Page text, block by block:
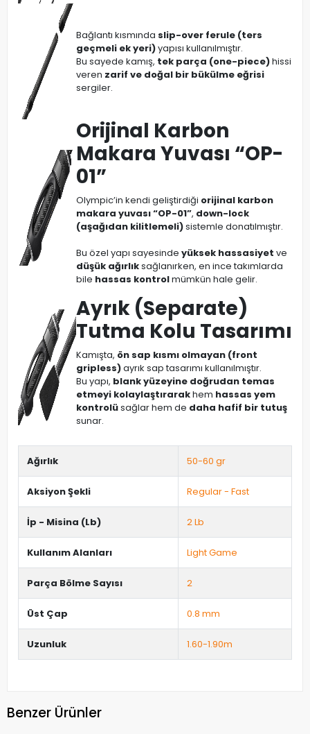
Bağlantı kısmında slip-over ferule (ters
geçmeli ek yeri)yapısı kullanılmıştır.
Bu sayede kamış, tek parça (one-piece)hissi
veren zarif ve doğal bir bükülme eğrisi
sergiler.
Orijinal Karbon
Makara Yuvası “OP-
01”
Olympic’in kendi geliştirdiği orijinal karbon
makara yuvası “OP-01”, down-lock
(aşağıdan kilitlemeli)sistemle donatılmıştır.
Bu özel yapı sayesinde yüksek hassasiyet ve
düşük ağırlıksağlanırken, en ince takımlarda
bile hassas kontrolmümkün hale gelir.
Ayrık (Separate)
Tutma Kolu Tasarımı
Kamışta, ön sap kısmı olmayan (front
gripless)ayrık sap tasarımı kullanılmıştır.
Bu yapı, blank yüzeyine doğrudan temas
etmeyi kolaylaştırarakhem hassas yem
kontrolüsağlar hem de daha hafif bir tutuş
sunar.
Ağırlık 50-60 gr
Aksiyon Şekli Regular - Fast
İp - Misina (Lb) 2 Lb
Kullanım Alanları Light Game
Parça Bölme Sayısı 2
Üst Çap 0.8 mm
Uzunluk 1.60-1.90m
Benzer Ürünler